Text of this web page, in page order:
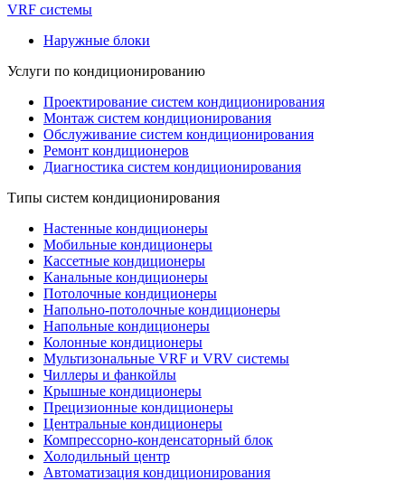
VRF системы
Наружные блоки
Услуги по кондиционированию
Проектирование систем кондиционирования
Монтаж систем кондиционирования
Обслуживание систем кондиционирования
Ремонт кондиционеров
Диагностика систем кондиционирования
Типы систем кондиционирования
Настенные кондиционеры
Мобильные кондиционеры
Кассетные кондиционеры
Канальные кондиционеры
Потолочные кондиционеры
Напольно-потолочные кондиционеры
Напольные кондиционеры
Колонные кондиционеры
Мультизональные VRF и VRV системы
Чиллеры и фанкойлы
Крышные кондиционеры
Прецизионные кондиционеры
Центральные кондиционеры
Компрессорно-конденсаторный блок
Холодильный центр
Автоматизация кондиционирования